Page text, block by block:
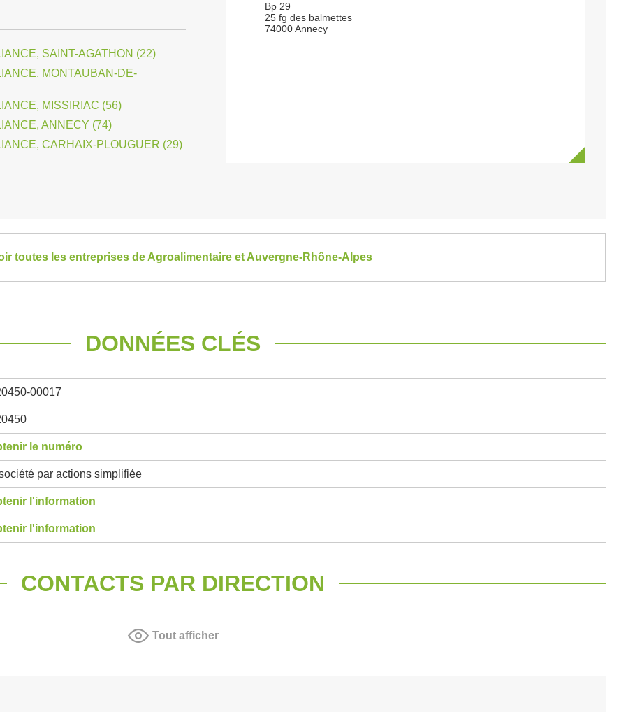
SAINT-AGATHON (22)
MONTAUBAN-DE-
MISSIRIAC (56)
ANNECY (74)
CARHAIX-PLOUGUER (29)
Bp 29
25 fg des balmettes
74000 Annecy
toutes les entreprises de Agroalimentaire et Auvergne-Rhône-Alpes
DONNÉES CLÉS
00017
le numéro
par actions simplifiée
l'information
l'information
CONTACTS PAR DIRECTION
Tout afficher